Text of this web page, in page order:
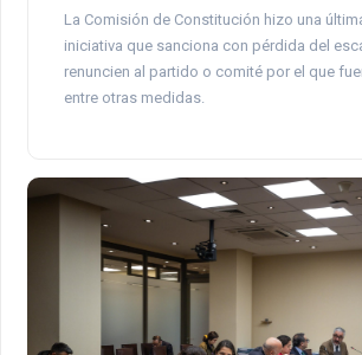
La Comisión de Constitución hizo una
iniciativa que sanciona con pérdida del
renuncien al partido o comité por el que
entre otras medidas.